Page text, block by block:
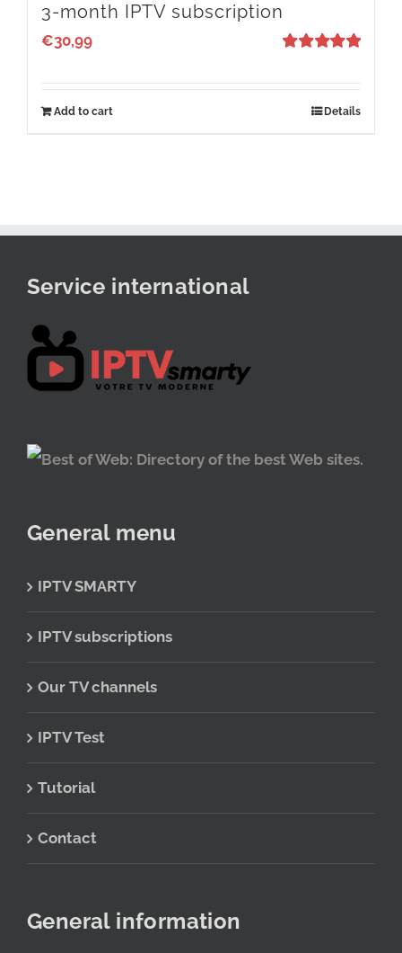
3-month IPTV subscription
€30,99
Add to cart Details
Service international
General menu
IPTV SMARTY
IPTV subscriptions
Our TV channels
IPTV Test
Tutorial
Contact
General information